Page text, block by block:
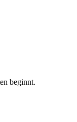
beginnt.